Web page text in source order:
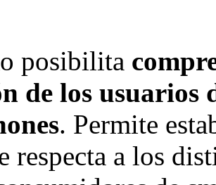
posibilita
de los usuarios
. Permite
respecta a los